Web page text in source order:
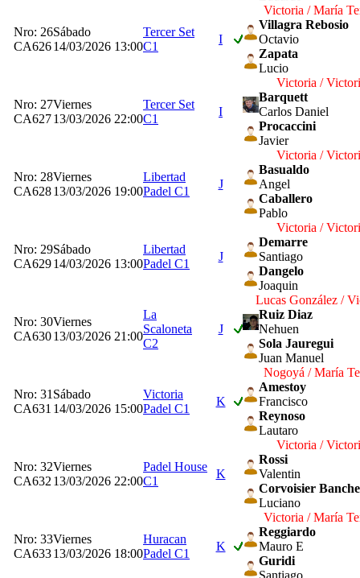
Nro: 26
CA626
Sábado
14/03/2026 13:00
Tercer Set
C1
I
Victoria / María
Villagra Rebosio
Octavio
Zapata
Lucio
Nro: 27
CA627
Viernes
13/03/2026 22:00
Tercer Set
C1
I
Victoria /
Barquett
Carlos Daniel
Procaccini
Javier
Nro: 28
CA628
Viernes
13/03/2026 19:00
Libertad
Padel C1
J
Victoria /
Basualdo
Angel
Caballero
Pablo
Nro: 29
CA629
Sábado
14/03/2026 13:00
Libertad
Padel C1
J
Victoria /
Demarre
Santiago
Dangelo
Joaquin
Nro: 30
CA630
Viernes
13/03/2026 21:00
La
Scaloneta
C2
J
Lucas González /
Ruiz Diaz
Nehuen
Sola Jauregui
Juan Manuel
Nro: 31
CA631
Sábado
14/03/2026 15:00
Victoria
Padel C1
K
Nogoyá / María
Amestoy
Francisco
Reynoso
Lautaro
Nro: 32
CA632
Viernes
13/03/2026 22:00
Padel House
C1
K
Victoria /
Rossi
Valentin
Corvoisier
Luciano
Nro: 33
CA633
Viernes
13/03/2026 18:00
Huracan
Padel C1
K
Victoria / María
Reggiardo
Mauro E
Guridi
Santiago